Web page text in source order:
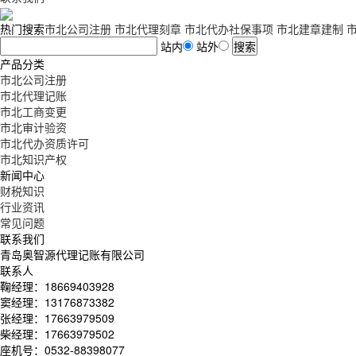
热门搜索市北公司注册 市北代理刻章 市北代办社保事项 市北建章建制
站内
站外
产品分类
市北公司注册
市北代理记账
市北工商变更
市北审计验资
市北代办资质许可
市北知识产权
新闻中心
财税知识
行业资讯
常见问题
联系我们
青岛奥智源代理记账有限公司
联系人
鞠经理：18669403928
窦经理：13176873382
张经理：17663979509
柴经理：17663979502
座机号：0532-88398077